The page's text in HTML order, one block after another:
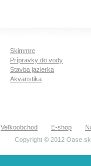
Skimmre
Prípravky do vody
Stavba jazierka
Akvaristika
Veľkoobchod E-shop
Copyright © 2012